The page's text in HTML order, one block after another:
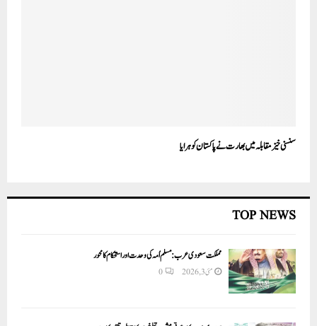
سنسنی خیز مقابلہ میں بھارت نے پاکستان کو ہرایا
TOP NEWS
مملکت سعودی عرب: مسلم اُمہ کی وحدت اور استحکام کا محور
مئی 3, 2026 0